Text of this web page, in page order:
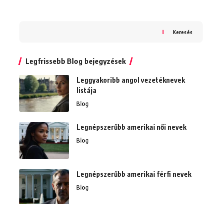
Keresés
Legfrissebb Blog bejegyzések
Leggyakoribb angol vezetéknevek
listája
Blog
Legnépszerűbb amerikai női nevek
Blog
Legnépszerűbb amerikai férfi nevek
Blog